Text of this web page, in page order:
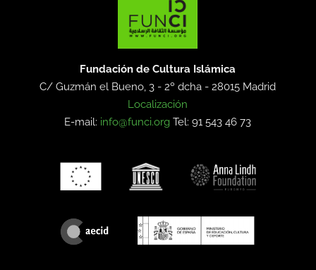
Fundación de Cultura Islámica
C/ Guzmán el Bueno, 3 - 2º dcha -28015 Madrid
Localización
E-mail: info@funci.org Tel: 91 543 46 73